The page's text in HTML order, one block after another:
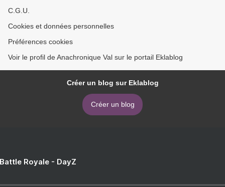
C.G.U.
Cookies et données personnelles
Préférences cookies
Voir le profil de Anachronique Val sur le portail Eklablog
Créer un blog sur Eklablog
Créer un blog
Royale - DayZ